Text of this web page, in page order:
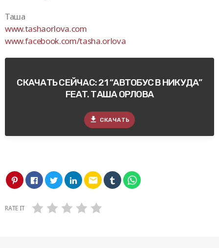
Таша
www.tashaorlova.com
www.facebook.com/tasha.orlova
СКАЧАТЬ СЕЙЧАС: 21 “АВТОБУС В НИКУДА”
FEAT. ТАША ОРЛОВА
file_download СКАЧАТЬ
email
RATE IT